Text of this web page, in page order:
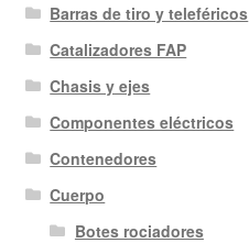
Barras de tiro y teleféricos
Catalizadores FAP
Chasis y ejes
Componentes eléctricos
Contenedores
Cuerpo
Botes rociadores